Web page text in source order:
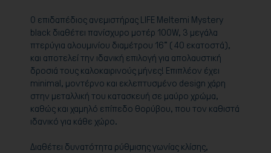
Ο επιδαπέδιος ανεμιστήρας LIFE Meltemi Mystery
black διαθέτει πανίσχυρο μοτέρ 100W, 3 μεγάλα
πτερύγια αλουμινίου διαμέτρου 16" ( 40 εκατοστά),
και αποτελεί την ιδανική επιλογή για απολαυστική
δροσιά τους καλοκαιρινούς μήνες! Επιπλέον έχει
minimal, μοντέρνο και εκλεπτυσμένο design χάρη
στην μεταλλική του κατασκευή σε μαύρο χρώμα,
καθώς και χαμηλό επίπεδο θορύβου, που τον καθιστά
ιδανικό για κάθε χώρο.
Διαθέτει δυνατότητα ρύθμισης γωνίας κλίσης,